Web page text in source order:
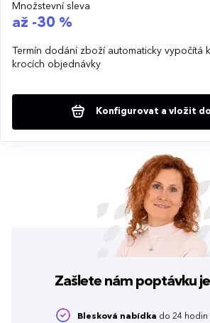
Množstevní sleva
až -30 %
Termín dodání zboží automaticky vypočítá
krocích objednávky
Konfigurovat a vložit
Zašlete nám poptávku
Blesková nabídka do 24 hodin